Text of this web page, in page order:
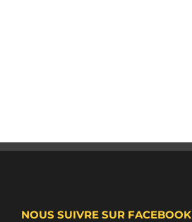
NOUS SUIVRE SUR FACEBOOK